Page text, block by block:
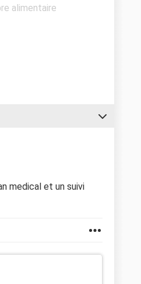
alimentaire
medical et un suivi